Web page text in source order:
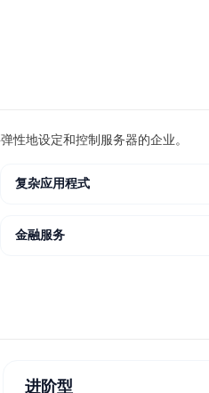
性地设定和控制服务器的企业。
复杂应用程式
金融服务
进阶型